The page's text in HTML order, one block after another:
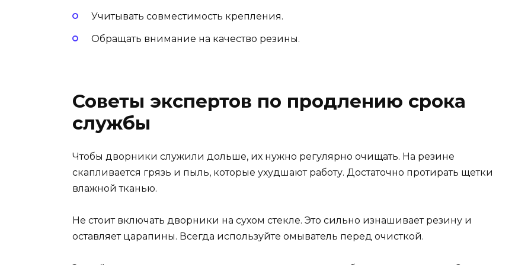
Учитывать совместимость крепления.
Обращать внимание на качество резины.
Советы экспертов по продлению срока
службы
Чтобы дворники служили дольше, их нужно регулярно очищать. На резине
скапливается грязь и пыль, которые ухудшают работу. Достаточно протирать щетки
влажной тканью.
Не стоит включать дворники на сухом стекле. Это сильно изнашивает резину и
оставляет царапины. Всегда используйте омыватель перед очисткой.